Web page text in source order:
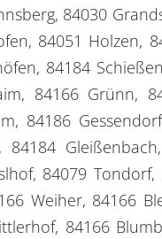
84030
84051 Holzen,
84184
84166 Grünn,
84186
84079
Weiher, 84166
84166